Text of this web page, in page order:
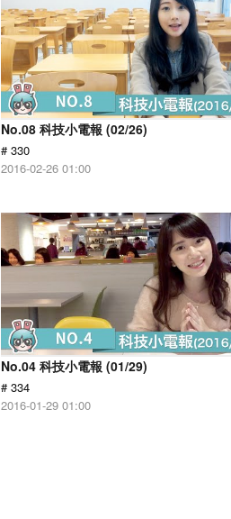
No.08 科技小電報 (02/26)
# 330
2016-02-26 01:00
No.04 科技小電報 (01/29)
# 334
2016-01-29 01:00